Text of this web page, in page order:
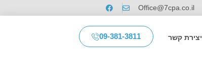
Office@7cpa.co.il
יצירת קשר 09-381-3811